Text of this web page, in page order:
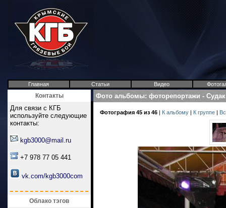
Главная Статьи Видео
Контакты
Для связи с КГБ
используйте следующие
контакты:
kgb3000@mail.ru
+7 978 77 05 441
vk.com/kgb3000com
Облако тэгов
Фото альбомы: фоторепортажи -
Фотография 45 из 46 | К альбому | К группе |